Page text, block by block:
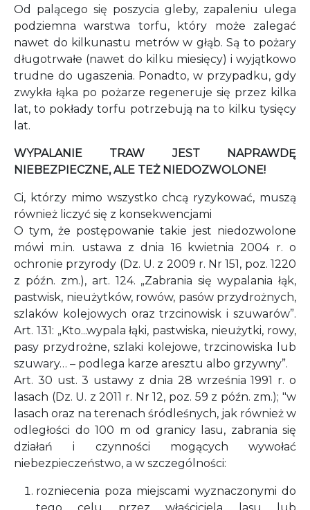
Od palącego się poszycia gleby, zapaleniu ulega
podziemna warstwa torfu, który może zalegać
nawet do kilkunastu metrów w głąb. Są to pożary
długotrwałe (nawet do kilku miesięcy) i wyjątkowo
trudne do ugaszenia. Ponadto, w przypadku, gdy
zwykła łąka po pożarze regeneruje się przez kilka
lat, to pokłady torfu potrzebują na to kilku tysięcy
lat.
WYPALANIE TRAW JEST NAPRAWDĘ
NIEBEZPIECZNE, ALE TEŻ NIEDOZWOLONE!
Ci, którzy mimo wszystko chcą ryzykować, muszą
również liczyć się z konsekwencjami
O tym, że postępowanie takie jest niedozwolone
mówi m.in. ustawa z dnia 16 kwietnia 2004 r. o
ochronie przyrody (Dz. U. z 2009 r. Nr 151, poz. 1220
z późn. zm.), art. 124. „Zabrania się wypalania łąk,
pastwisk, nieużytków, rowów, pasów przydrożnych,
szlaków kolejowych oraz trzcinowisk i szuwarów”.
Art. 131: „Kto...wypala łąki, pastwiska, nieużytki, rowy,
pasy przydrożne, szlaki kolejowe, trzcinowiska lub
szuwary… – podlega karze aresztu albo grzywny”.
Art. 30 ust. 3 ustawy z dnia 28 września 1991 r. o
lasach (Dz. U. z 2011 r. Nr 12, poz. 59 z późn. zm.); "w
lasach oraz na terenach śródleśnych, jak również w
odległości do 100 m od granicy lasu, zabrania się
działań i czynności mogących wywołać
niebezpieczeństwo, a w szczególności:
rozniecenia poza miejscami wyznaczonymi do